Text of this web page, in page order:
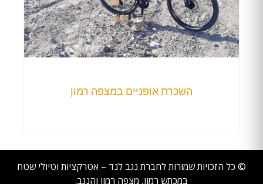
השכרת אופניים במצפה רמון
© כל הזכויות שמורות לחברת נגב לנד – אטרקציות וטיולי שטח
במכתש רמון, מצפה רמון והנגב.